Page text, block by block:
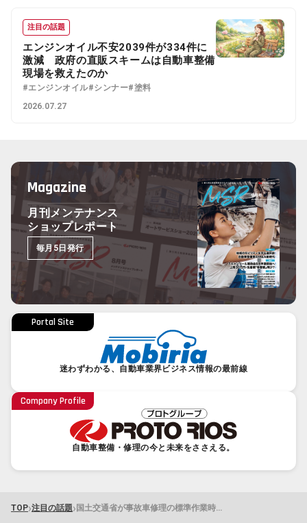
注目の話題
エンジンオイル不安2039件が334件に
激減 政府の直販スキームは自動車整備
現場を救えたのか
#エンジンオイル#シンナー#塗料
2026.07.27
Magazine
月刊メンテナンス
ショップレポート
毎月5日発行
Portal Site
迷わずわかる、自動車業界ビジネス情報の最前線
Company Profile
自動車整備・修理の今と未来をささえる。
TOP›注目の話題› 国土交通省が事故車修理の標準作業時間を調査～鈑金作業でCAB工数が自研指数を上回る傾向～